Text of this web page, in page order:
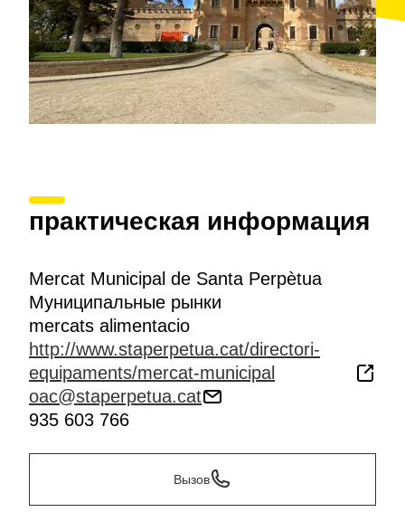
практическая информация
Mercat Municipal de Santa Perpètua
Муниципальные рынки
mercats alimentacio
http://www.staperpetua.cat/directori-
equipaments/mercat-municipal
oac@staperpetua.cat
935 603 766
Вызов